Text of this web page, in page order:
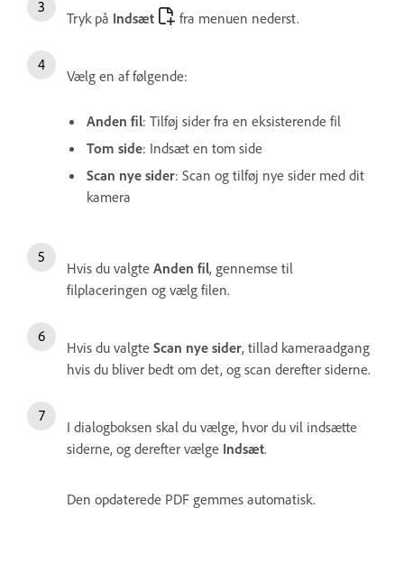
Tryk på Indsæt fra menuen nederst.
Vælg en af følgende:
Anden fil: Tilføj sider fra en eksisterende fil
Tom side: Indsæt en tom side
Scan nye sider: Scan og tilføj nye sider med dit
kamera
Hvis du valgte Anden fil, gennemse til
filplaceringen og vælg filen.
Hvis du valgte Scan nye sider, tillad kameraadgang
hvis du bliver bedt om det, og scan derefter siderne.
I dialogboksen skal du vælge, hvor du vil indsætte
siderne, og derefter vælge Indsæt.
Den opdaterede PDF gemmes automatisk.